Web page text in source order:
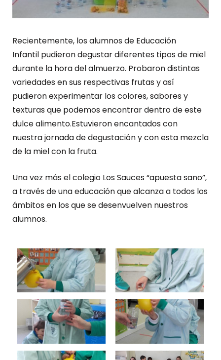
Recientemente, los alumnos de Educación
Infantil pudieron degustar diferentes tipos de miel
durante la hora del almuerzo. Probaron distintas
variedades en sus respectivas frutas y así
pudieron experimentar los colores, sabores y
texturas que podemos encontrar dentro de este
dulce alimento.Estuvieron encantados con
nuestra jornada de degustación y con esta mezcla
de la miel con la fruta.
Una vez más el colegio Los Sauces “apuesta sano”,
a través de una educación que alcanza a todos los
ámbitos en los que se desenvuelven nuestros
alumnos.